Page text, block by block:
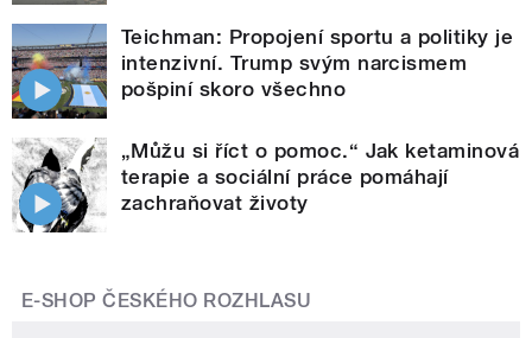
Teichman: Propojení sportu a politiky je
intenzivní. Trump svým narcismem
pošpiní skoro všechno
„Můžu si říct o pomoc.“ Jak ketaminová
terapie a sociální práce pomáhají
zachraňovat životy
E-SHOP ČESKÉHO ROZHLASU